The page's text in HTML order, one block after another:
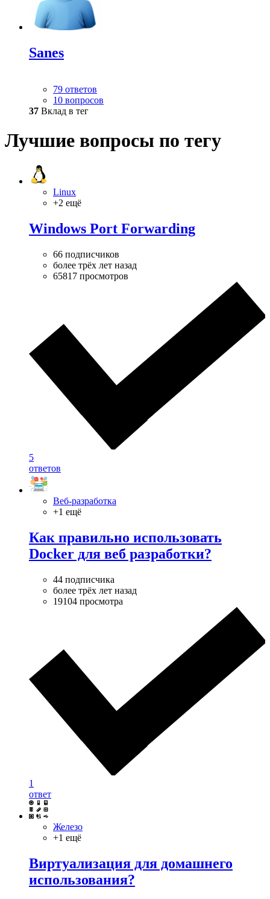
Sanes
79 ответов
10 вопросов
37 Вклад в тег
Лучшие вопросы по тегу
Linux
+2 ещё
Windows Port Forwarding
66 подписчиков
более трёх лет назад
65817 просмотров
5
ответов
Веб-разработка
+1 ещё
Как правильно использовать
Docker для веб разработки?
44 подписчика
более трёх лет назад
19104 просмотра
1
ответ
Железо
+1 ещё
Виртуализация для домашнего
использования?